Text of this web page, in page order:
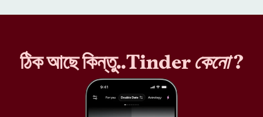
ঠিক আছে কিন্তু..Tinderকেনো?